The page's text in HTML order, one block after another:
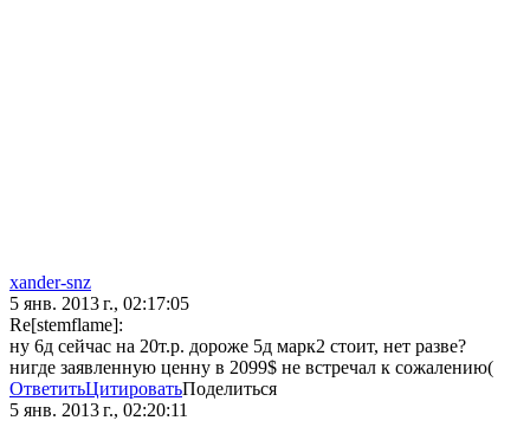
xander-snz
5 янв. 2013 г., 02:17:05
Re[stemflame]:
ну 6д сейчас на 20т.р. дороже 5д марк2 стоит, нет разве?
нигде заявленную ценну в 2099$ не встречал к сожалению(
ОтветитьЦитироватьПоделиться
5 янв. 2013 г., 02:20:11